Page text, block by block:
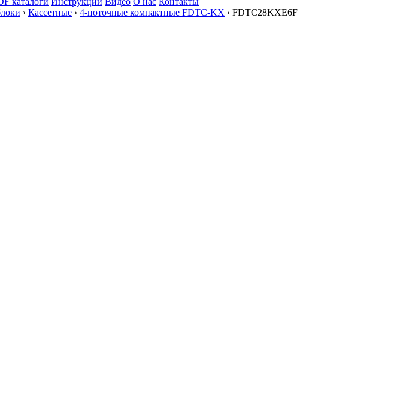
› Кассетные › 4-поточные компактные FDTC-KX › FDTC28KXE6F